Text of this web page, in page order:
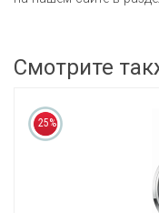
Смотрите
25%